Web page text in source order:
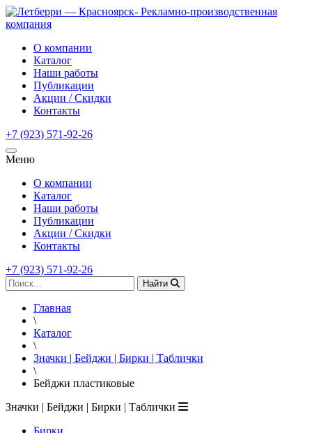
О компании
Каталог
Наши работы
Публикации
Акции / Скидки
Контакты
+7 (923) 571-92-26
Меню
О компании
Каталог
Наши работы
Публикации
Акции / Скидки
Контакты
+7 (923) 571-92-26
Найти
Главная
\
Каталог
\
Значки | Бейджи | Бирки | Таблички
\
Бейджи пластиковые
Значки | Бейджи | Бирки | Таблички
Бирки